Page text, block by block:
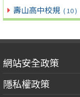
壽山高中校規 ( 10 )
網站安全政策
隱私權政策